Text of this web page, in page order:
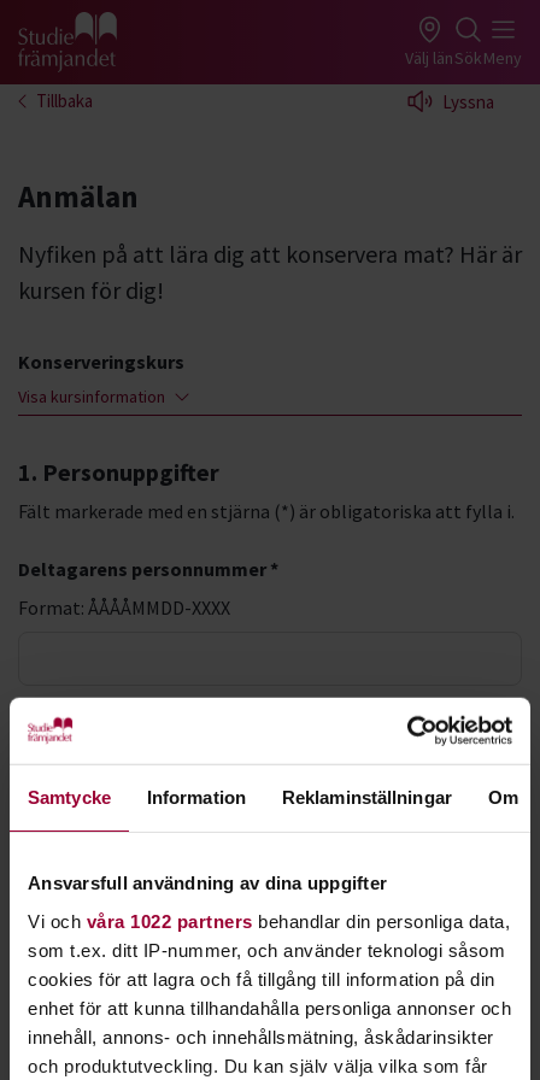
Samtycke Information Reklaminställningar Om
Ansvarsfull användning av dina uppgifter
Vi och våra 1022 partners behandlar din personliga data,
som t.ex. ditt IP-nummer, och använder teknologi såsom
cookies för att lagra och få tillgång till information på din
enhet för att kunna tillhandahålla personliga annonser och
innehåll, annons- och innehållsmätning, åskådarinsikter
och produktutveckling. Du kan själv välja vilka som får
Gå till studiefrämjandets startsida Välj länSökMeny
Tillbaka Lyssna
Anmälan
Nyfiken på att lära dig att konservera mat? Här är
kursen för dig!
Konserveringskurs
Visa kursinformation
1. Personuppgifter
Fält markerade med en stjärna (*) är obligatoriska att fylla i.
Deltagarens personnummer *
Format: ÅÅÅÅMMDD-XXXX
LMA-nummer
Efternamn *
E-postadress *